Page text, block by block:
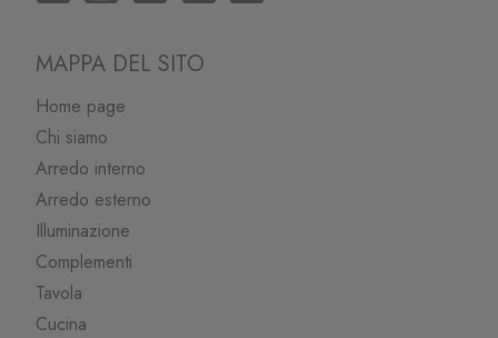
MAPPA DEL SITO
Home page
Chi siamo
Arredo interno
Arredo esterno
Illuminazione
Complementi
Tavola
Cucina